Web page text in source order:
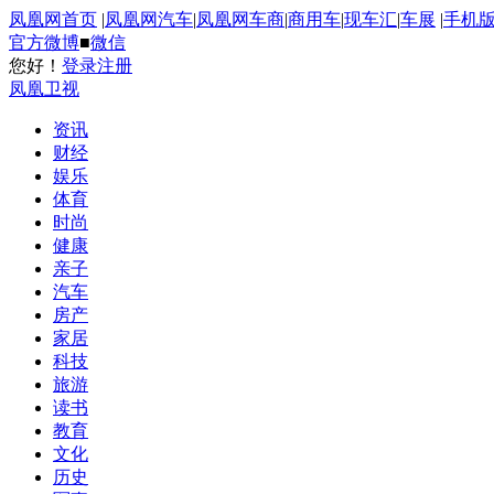
凤凰网首页 |凤凰网汽车|凤凰网车商|商用车|现车汇|车展 |手机版
官方微博■微信
您好！ 登录注册
凤凰卫视
资讯
财经
娱乐
体育
时尚
健康
亲子
汽车
房产
家居
科技
旅游
读书
教育
文化
历史